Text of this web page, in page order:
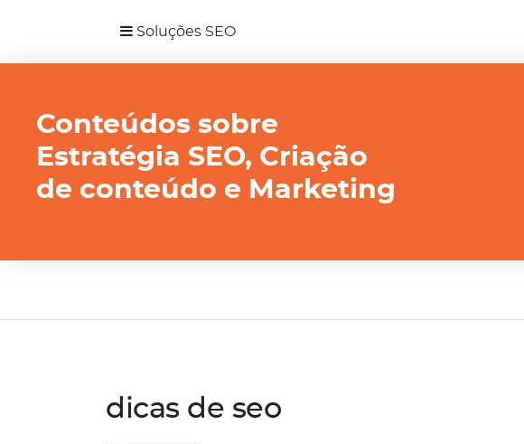
Soluções SEO
Conteúdos sobre
Estratégia SEO, Criação
de conteúdo e Marketing
dicas de seo